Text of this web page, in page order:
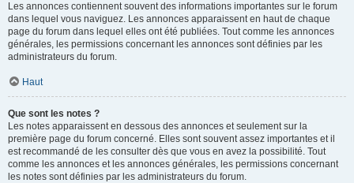
Les annonces contiennent souvent des informations importantes sur le forum
dans lequel vous naviguez. Les annonces apparaissent en haut de chaque
page du forum dans lequel elles ont été publiées. Tout comme les annonces
générales, les permissions concernant les annonces sont définies par les
administrateurs du forum.
Haut
Que sont les notes ?
Les notes apparaissent en dessous des annonces et seulement sur la
première page du forum concerné. Elles sont souvent assez importantes et il
est recommandé de les consulter dès que vous en avez la possibilité. Tout
comme les annonces et les annonces générales, les permissions concernant
les notes sont définies par les administrateurs du forum.